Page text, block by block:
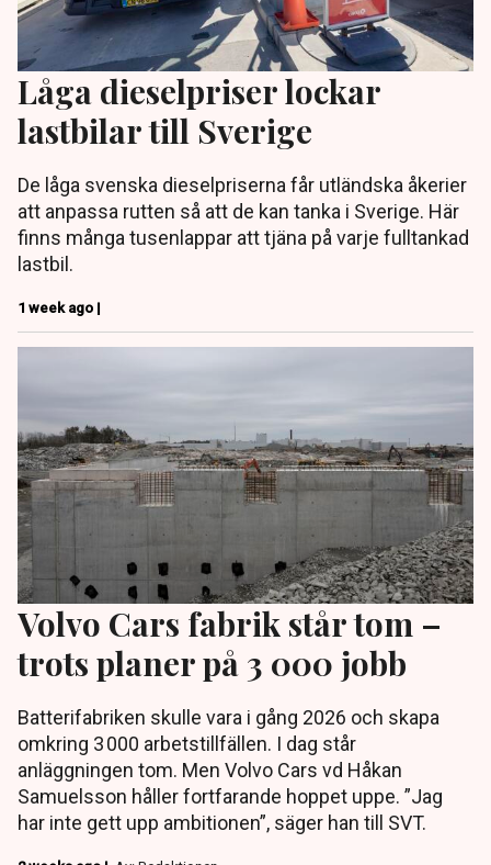
Låga dieselpriser lockar
lastbilar till Sverige
De låga svenska dieselpriserna får utländska åkerier
att anpassa rutten så att de kan tanka i Sverige. Här
finns många tusenlappar att tjäna på varje fulltankad
lastbil.
1 week ago |
Volvo Cars fabrik står tom –
trots planer på 3 000 jobb
Batterifabriken skulle vara i gång 2026 och skapa
omkring 3 000 arbetstillfällen. I dag står
anläggningen tom. Men Volvo Cars vd Håkan
Samuelsson håller fortfarande hoppet uppe. ”Jag
har inte gett upp ambitionen”, säger han till SVT.